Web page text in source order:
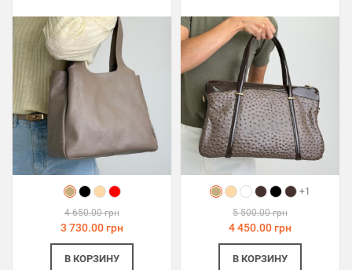
4 650.00 грн
3 730.00 грн
В КОРЗИНУ
+1
5 500.00 грн
4 450.00 грн
В КОРЗИНУ